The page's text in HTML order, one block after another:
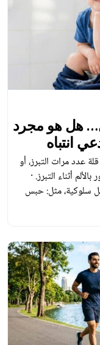
هل هو مجرد
انتباه
عدد مرات التبرز، أو
أثناء التبرز. ·
سلوكية، مثل: حبس